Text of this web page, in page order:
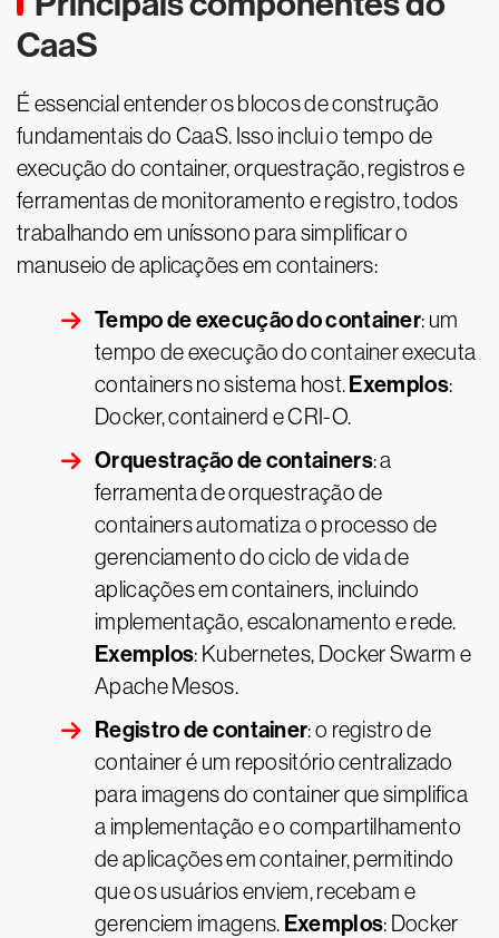
CaaS
É essencial entender os blocos de construção
fundamentais do CaaS. Isso inclui o tempo de
execução do container, orquestração, registros e
ferramentas de monitoramento e registro, todos
trabalhando em uníssono para simplificar o
manuseio de aplicações em containers:
Tempo de execução do container: um
tempo de execução do container executa
containers no sistema host.Exemplos:
Docker, containerd e CRI-O.
Orquestração de containers: a
ferramenta de orquestração de
containers automatiza o processo de
gerenciamento do ciclo de vida de
aplicações em containers, incluindo
implementação, escalonamento e rede.
Exemplos: Kubernetes, Docker Swarm e
Apache Mesos.
Registro de container: o registro de
container é um repositório centralizado
para imagens do container que simplifica
a implementação e o compartilhamento
de aplicações em container, permitindo
que os usuários enviem, recebam e
gerenciem imagens. Exemplos: Docker